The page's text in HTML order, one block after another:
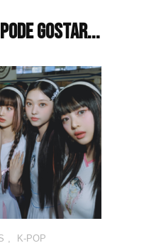
gostar...
, K-POP